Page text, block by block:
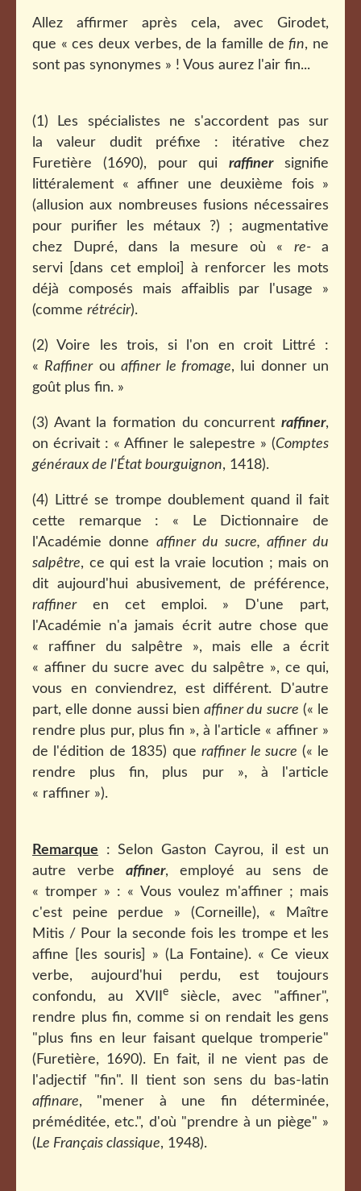
Allez affirmer après cela, avec Girodet,
que « ces deux verbes, de la famille defin, ne
sont pas synonymes » ! Vous aurez l'air fin...
(1) Les spécialistes ne s'accordent pas sur
la valeur dudit préfixe : itérative chez
Furetière (1690), pour quiraffinersignifie
littéralement « affiner une deuxième fois »
(allusion aux nombreuses fusions nécessaires
pour purifier les métaux ?) ; augmentative
chez Dupré, dans la mesure où « re-a
servi [dans cet emploi] à renforcer les mots
déjà composés mais affaiblis par l'usage »
(comme rétrécir).
(2) Voire les trois, si l'on en croit Littré :
« Raffinerouaffiner le fromage, lui donner un
goût plus fin. »
(3) Avant la formation du concurrent raffiner,
on écrivait : « Affiner le salepestre » (Comptes
généraux de l'État bourguignon, 1418).
(4) Littré se trompe doublement quand il fait
cette remarque : « Le Dictionnaire de
l'Académie donne affiner du sucre, affiner du
salpêtre, ce qui est la vraie locution ; mais on
dit aujourd'hui abusivement, de préférence,
raffineren cet emploi. » D'une part,
l'Académie n'a jamais écrit autre chose que
« raffiner du salpêtre », mais elle a écrit
« affiner du sucre avec du salpêtre », ce qui,
vous en conviendrez, est différent. D'autre
part, elle donne aussi bienaffiner du sucre (« le
rendre plus pur, plus fin », à l'article « affiner »
de l'édition de 1835) queraffiner le sucre (« le
rendre plus fin, plus pur », à l'article
« raffiner »).
Remarque : Selon Gaston Cayrou, il est un
autre verbe affiner, employé au sens de
« tromper » : « Vous voulez m'affiner ; mais
c'est peine perdue » (Corneille), « Maître
Mitis / Pour la seconde fois les trompe et les
affine [les souris] » (La Fontaine). « Ce vieux
verbe, aujourd'hui perdu, est toujours
confondu, au XVII
e
siècle, avec "affiner",
rendre plus fin, comme si on rendait les gens
"plus fins en leur faisant quelque tromperie"
(Furetière, 1690). En fait, il ne vient pas de
l'adjectif "fin". Il tient son sens du bas-latin
affinare, "mener à une fin déterminée,
préméditée, etc.", d'où "prendre à un piège" »
(Le Français classique, 1948).